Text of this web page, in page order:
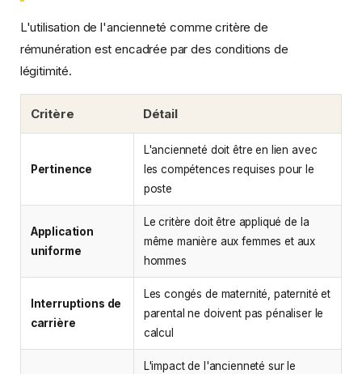
L'utilisation de l'ancienneté comme critère de
rémunération est encadrée par des conditions de
légitimité.
Critère Détail
Pertinence
L'ancienneté doit être en lien avec
les compétences requises pour le
poste
Application
uniforme
Le critère doit être appliqué de la
même manière aux femmes et aux
hommes
Interruptions de
carrière
Les congés de maternité, paternité et
parental ne doivent pas pénaliser le
calcul
L'impact de l'ancienneté sur le